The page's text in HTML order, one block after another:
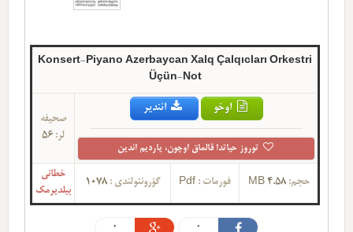
Konsert-Piyano Azerbaycan Xalq Çalqıcları Orkestri
Üçün-Not
اوخو ائندیر
توروز حیاتدا قالماق اوچون، یاردیم ائدین
صحیفه
لر:
حجم:4.58 MB فورمات : Pdf گؤرونتولندی :1078
خطانی
بیلدیرمک
0
0